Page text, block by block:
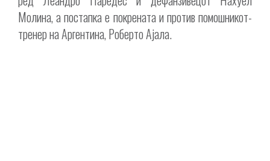
Молина, а постапка е покрената и против помошникот-
тренер на Аргентина, Роберто Ајала.